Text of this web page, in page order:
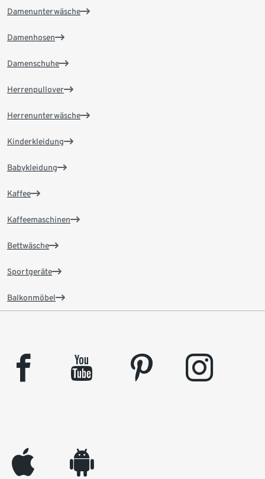
Damenunterwäsche
Damenhosen
Damenschuhe
Herrenpullover
Herrenunterwäsche
Kinderkleidung
Babykleidung
Kaffee
Kaffeemaschinen
Bettwäsche
Sportgeräte
Balkonmöbel
facebook youtube pinterest instagram
appleinc android